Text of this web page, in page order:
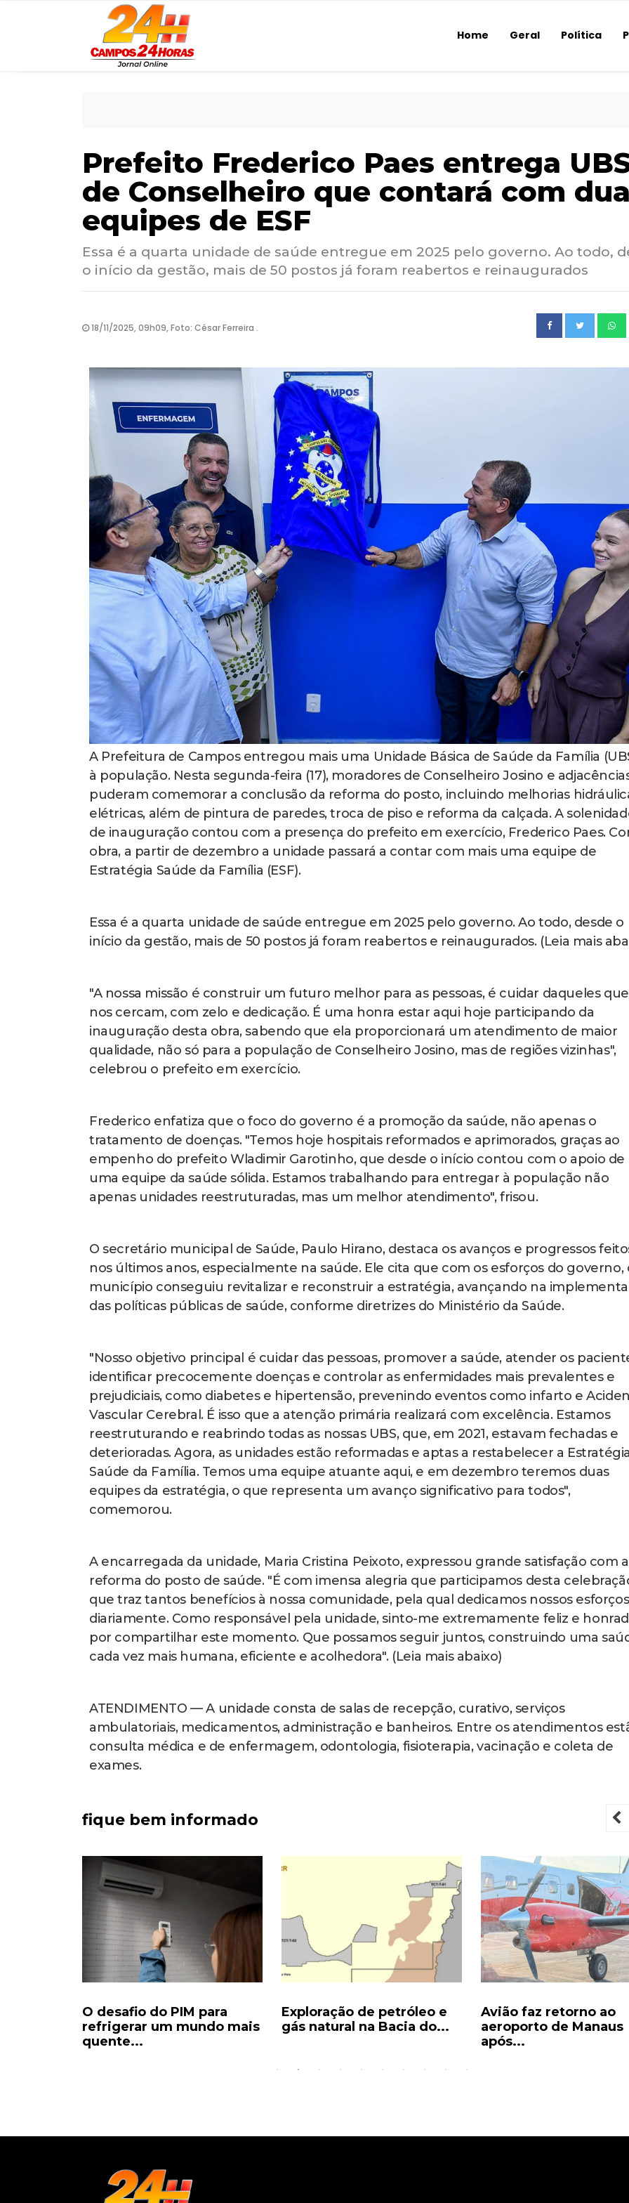
Home Geral Política
Prefeito Frederico Paes entrega
de Conselheiro que contará com
equipes de ESF
Essa é a quarta unidade de saúde entregue em 2025 pelo governo. Ao todo,
o início da gestão, mais de 50 postos já foram reabertos e reinaugurados
18/11/2025, 09h09, Foto: César Ferreira .
A Prefeitura de Campos entregou mais uma Unidade Básica de Saúde da Família
à população. Nesta segunda-feira (17), moradores de Conselheiro Josino e
puderam comemorar a conclusão da reforma do posto, incluindo melhorias
elétricas, além de pintura de paredes, troca de piso e reforma da calçada. A
de inauguração contou com a presença do prefeito em exercício, Frederico Paes.
obra, a partir de dezembro a unidade passará a contar com mais uma equipe de
Estratégia Saúde da Família (ESF).
Essa é a quarta unidade de saúde entregue em 2025 pelo governo. Ao todo, desde o
início da gestão, mais de 50 postos já foram reabertos e reinaugurados. (Leia mais
"A nossa missão é construir um futuro melhor para as pessoas, é cuidar daqueles que
nos cercam, com zelo e dedicação. É uma honra estar aqui hoje participando da
inauguração desta obra, sabendo que ela proporcionará um atendimento de maior
qualidade, não só para a população de Conselheiro Josino, mas de regiões vizinhas",
celebrou o prefeito em exercício.
Frederico enfatiza que o foco do governo é a promoção da saúde, não apenas o
tratamento de doenças. "Temos hoje hospitais reformados e aprimorados, graças ao
empenho do prefeito Wladimir Garotinho, que desde o início contou com o apoio de
uma equipe da saúde sólida. Estamos trabalhando para entregar à população não
apenas unidades reestruturadas, mas um melhor atendimento", frisou.
O secretário municipal de Saúde, Paulo Hirano, destaca os avanços e progressos
nos últimos anos, especialmente na saúde. Ele cita que com os esforços do governo,
município conseguiu revitalizar e reconstruir a estratégia, avançando na
das políticas públicas de saúde, conforme diretrizes do Ministério da Saúde.
"Nosso objetivo principal é cuidar das pessoas, promover a saúde, atender os
identificar precocemente doenças e controlar as enfermidades mais prevalentes e
prejudiciais, como diabetes e hipertensão, prevenindo eventos como infarto e
Vascular Cerebral. É isso que a atenção primária realizará com excelência. Estamos
reestruturando e reabrindo todas as nossas UBS, que, em 2021, estavam fechadas e
deterioradas. Agora, as unidades estão reformadas e aptas a restabelecer a
Saúde da Família. Temos uma equipe atuante aqui, e em dezembro teremos duas
equipes da estratégia, o que representa um avanço significativo para todos",
comemorou.
A encarregada da unidade, Maria Cristina Peixoto, expressou grande satisfação com a
reforma do posto de saúde. "É com imensa alegria que participamos desta
que traz tantos benefícios à nossa comunidade, pela qual dedicamos nossos esforços
diariamente. Como responsável pela unidade, sinto-me extremamente feliz e
por compartilhar este momento. Que possamos seguir juntos, construindo uma
cada vez mais humana, eficiente e acolhedora". (Leia mais abaixo)
ATENDIMENTO — A unidade consta de salas de recepção, curativo, serviços
ambulatoriais, medicamentos, administração e banheiros. Entre os atendimentos
consulta médica e de enfermagem, odontologia, fisioterapia, vacinação e coleta de
exames.
fique bem informado
O desafio do PIM para
refrigerar um mundo mais
quente...
Exploração de petróleo e
gás natural na Bacia do...
Avião faz retorno ao
aeroporto de Manaus
após...